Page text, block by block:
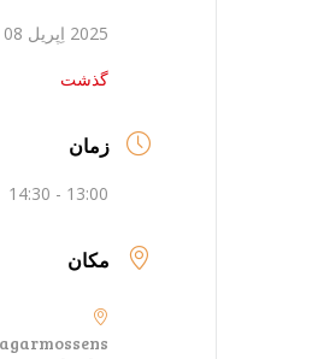
2025 اِپریل 08
گذشت
زمان
13:00 - 14:30
مکان